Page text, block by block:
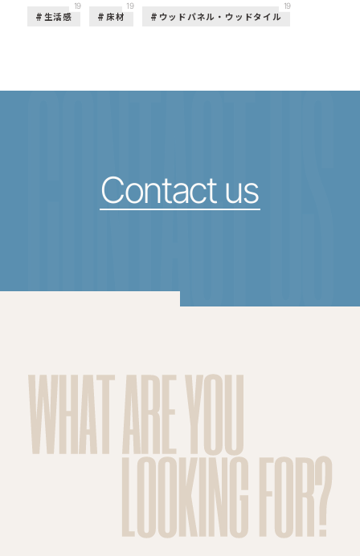
生活感
19
床材
19
ウッドパネル・ウッドタイル
19
CONTACT US
Contact us
WHAT ARE YOU
LOOKING FOR?